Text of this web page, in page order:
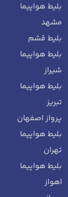
بلیط هواپیما
مشهد
بلیط قشم
بلیط هواپیما
شیراز
بلیط هواپیما
تبریز
پرواز اصفهان
بلیط هواپیما
تهران
بلیط هواپیما
اهواز